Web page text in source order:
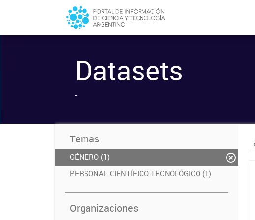
Datasets
-
Temas
GÉNERO (1)
PERSONAL CIENTÍFICO-TECNOLÓGICO (1)
Organizaciones